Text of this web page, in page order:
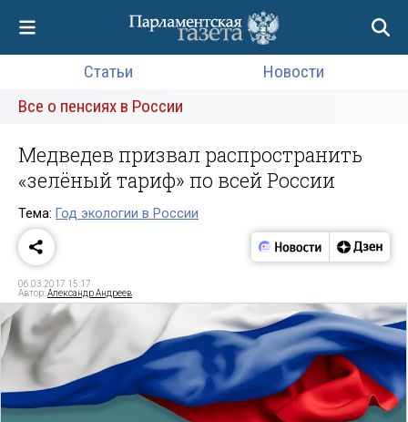
Статьи
Новости
Все о пенсиях в России
Медведев призвал распространить
«зелёный тариф» по всей России
Тема: Год экологии в России
06.03.2017 15:17
Автор:Александр Андреев